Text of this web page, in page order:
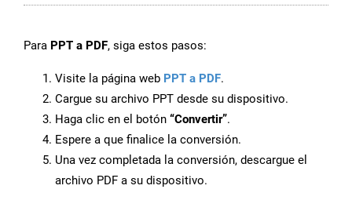
Para PPT a PDF, siga estos pasos:
Visite la página web PPT a PDF.
Cargue su archivo PPT desde su dispositivo.
Haga clic en el botón “Convertir”.
Espere a que finalice la conversión.
Una vez completada la conversión, descargue el
archivo PDF a su dispositivo.